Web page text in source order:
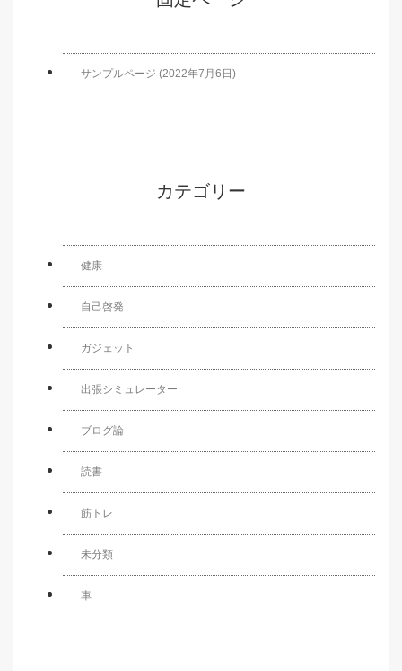
サンプルページ (2022年7月6日)
カテゴリー
健康
自己啓発
ガジェット
出張シミュレーター
ブログ論
読書
筋トレ
未分類
車